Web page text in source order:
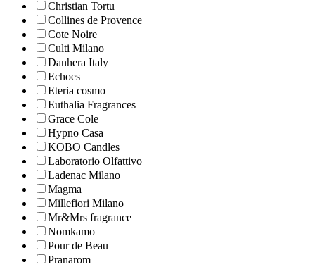
Christian Tortu
Collines de Рrovencе
Cote Noire
Culti Milano
Danhera Italy
Echoes
Eteria cosmo
Euthalia Fragrances
Grace Cole
Hypno Casa
KOBO Candles
Laboratorio Olfattivo
Ladenac Milano
Magma
Millefiori Milano
Mr&Mrs fragrance
Nomkamo
Pour de Beau
Pranarom